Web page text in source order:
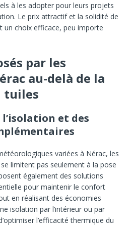
à les adopter pour leurs projets
Le prix attractif et la solidité de
un choix efficace, peu importe
par les
au-delà de la
tuiles
et des
variées à Nérac, les
limitent pas seulement à la pose
également des solutions
pour maintenir le confort
en réalisant des économies
isolation par l’intérieur ou par
l’efficacité thermique du